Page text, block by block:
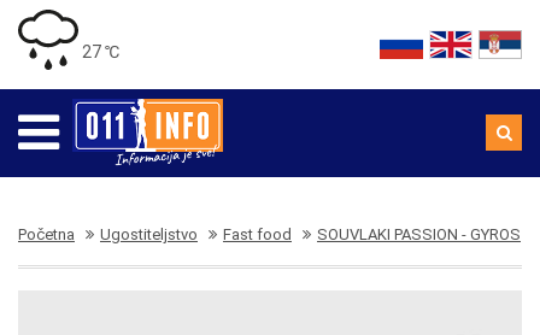
27 ℃
Početna Ugostiteljstvo Fast food SOUVLAKI PASSION - GYROS